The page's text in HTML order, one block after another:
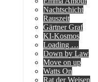
Nachtschicht
Rauszeit
Gärtner Graf
KI-Kosmos
Loading …
Down by Law
Move on up
Watts On
Rat der Weisen